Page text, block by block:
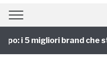
i 5 migliori brand che